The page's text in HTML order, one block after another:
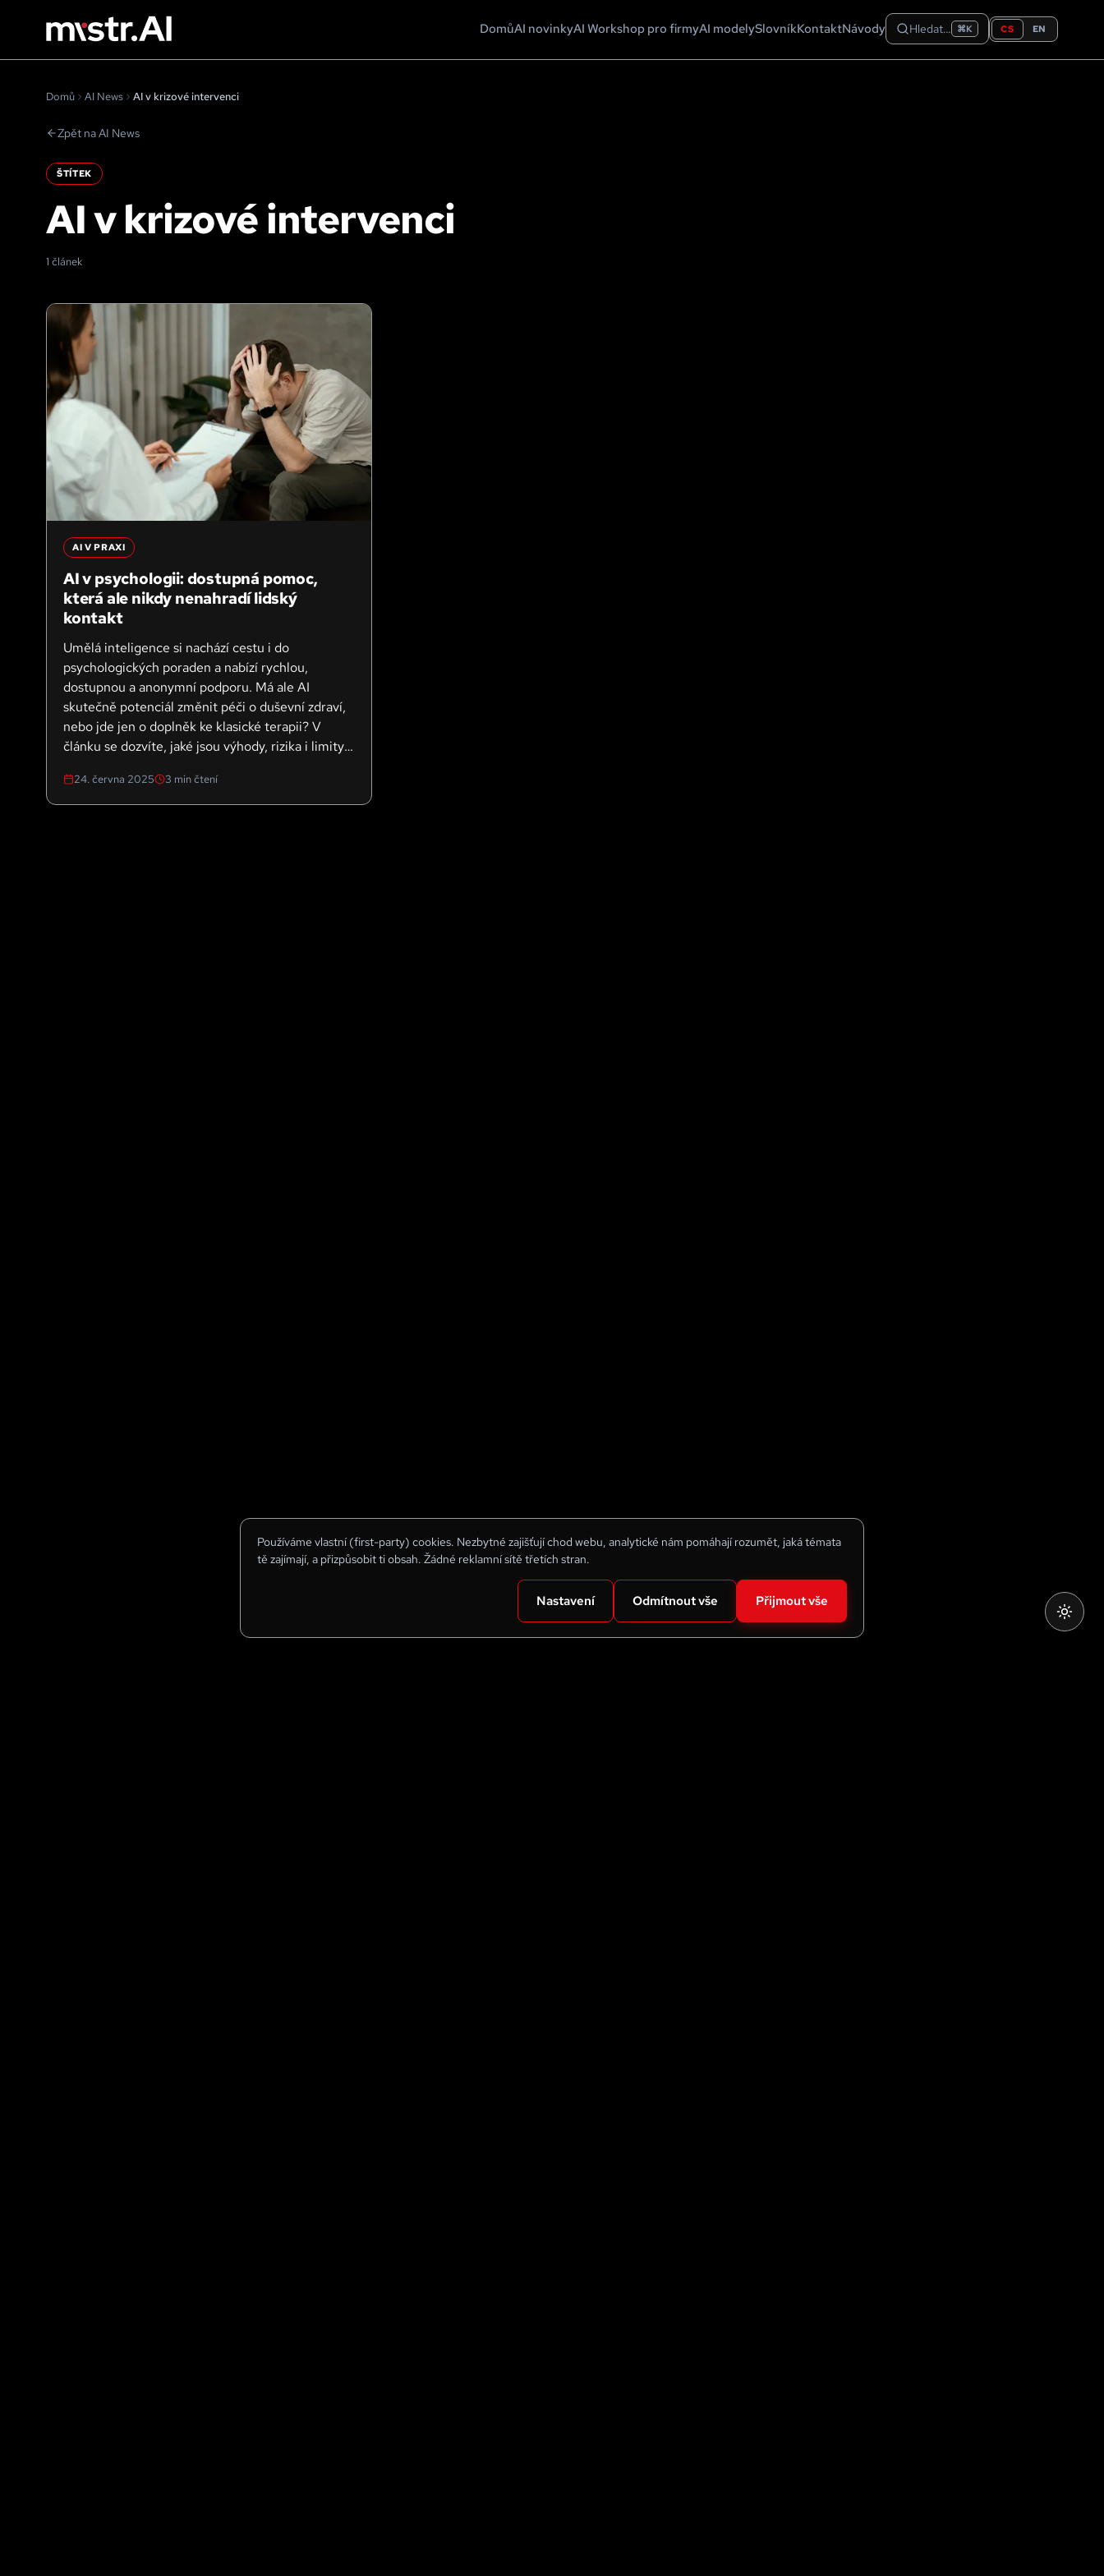
Používáme vlastní (first-party) cookies. Nezbytné zajišťují chod webu, analytické nám pomáhají rozumět, jaká témata
tě zajímají, a přizpůsobit ti obsah. Žádné reklamní sítě třetích stran.
Nastavení Odmítnout vše Přijmout vše
DomůAI novinkyAI Workshop pro firmyAI modelySlovníkKontaktNávody Hledat… ⌘K CS EN
Domů AI News AI v krizové intervenci
Zpět na AI News
ŠTÍTEK
AI v krizové intervenci
1 článek
AI V PRAXI
AI v psychologii: dostupná pomoc,
která ale nikdy nenahradí lidský
kontakt
Umělá inteligence si nachází cestu i do
psychologických poraden a nabízí rychlou,
dostupnou a anonymní podporu. Má ale AI
skutečně potenciál změnit péči o duševní zdraví,
nebo jde jen o doplněk ke klasické terapii? V
článku se dozvíte, jaké jsou výhody, rizika i limity
nenahraditelný.
24. června 2025 3 min čtení